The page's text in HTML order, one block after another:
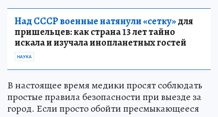
Над СССР военные натянули «сетку»для
пришельцев: как страна 13 лет тайно
искала и изучала инопланетных гостей
НАУКА
В настоящее время медики просят соблюдать
простые правила безопасности при выезде за
город. Если просто обойти пресмыкающееся